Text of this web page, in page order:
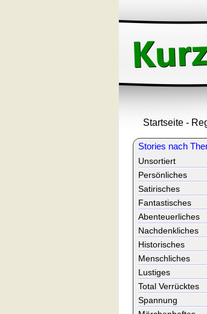
Startseite -
Stories nach
Unsortiert
Persönliches
Satirisches
Fantastisches
Abenteuerliches
Nachdenkliches
Historisches
Menschliches
Lustiges
Total Verrücktes
Spannung